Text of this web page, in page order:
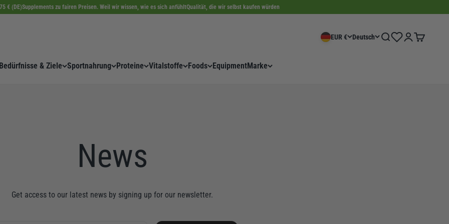
€ (DE)Supplements zu fairen Preisen. Weil wir wissen, wie es sich anfühltQualität, die wir selbst kaufen würden
Bedürfnisse & Ziele Sportnahrung Proteine Vitalstoffe Foods EquipmentMarke
EUR € Deutsch SucheWishlistAnmeldenWarenkorb
News
Get access to our latest news by signing up for our newsletter.